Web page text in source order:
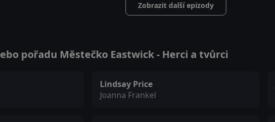
Zobrazit další epizody
pořadu Městečko Eastwick - Herci a tvůrci
Lindsay Price
Joanna Frankel